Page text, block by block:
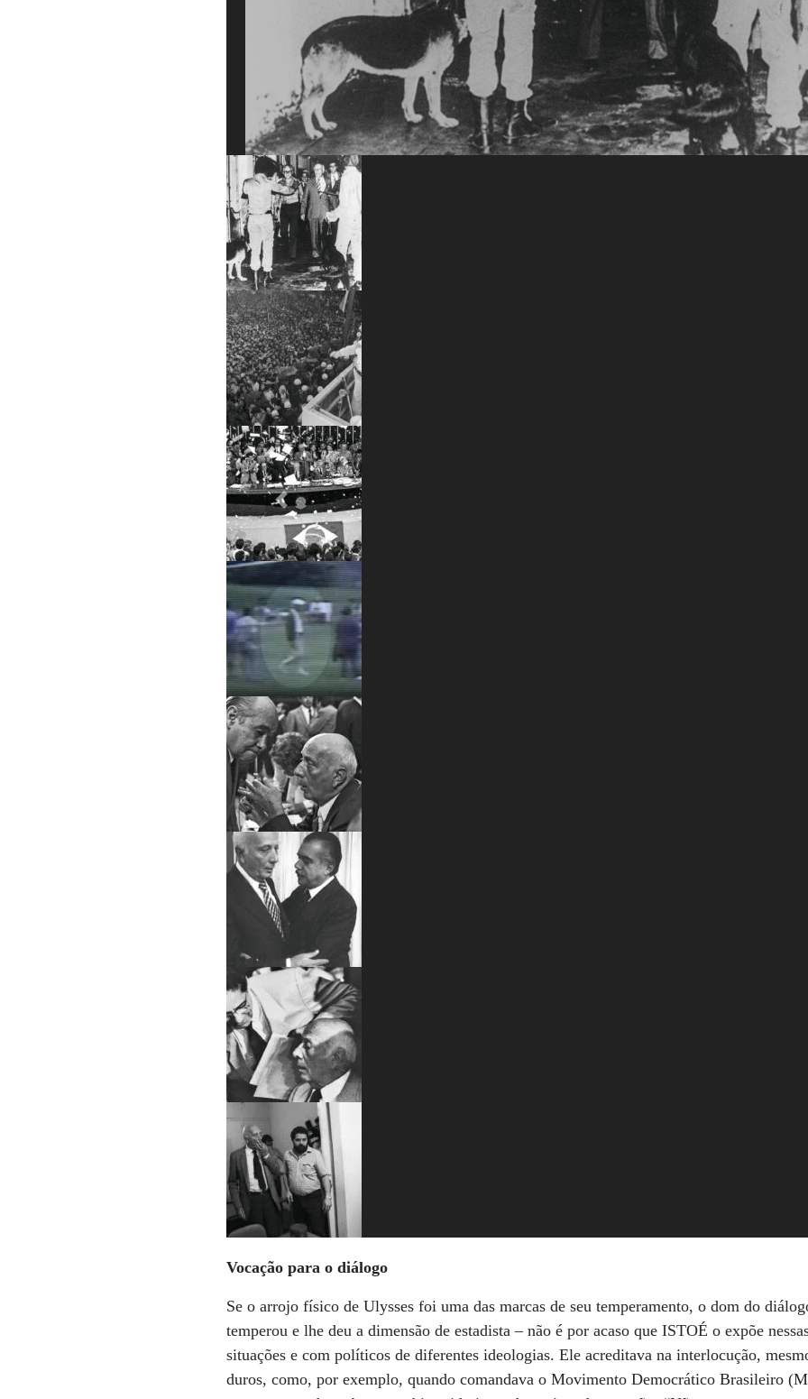
Previous
Vocação para o diálogo
Se o arrojo físico de Ulysses foi uma das marcas de seu temperamento, o dom do
temperou e lhe deu a dimensão de estadista – não é por acaso que ISTOÉ o expõe
situações e com políticos de diferentes ideologias. Ele acreditava na interlocução,
duros, como, por exemplo, quando comandava o Movimento Democrático Brasileiro